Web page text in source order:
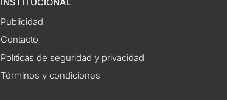
INSTITUCIONAL
Publicidad
Contacto
Políticas de seguridad y privacidad
Términos y condiciones